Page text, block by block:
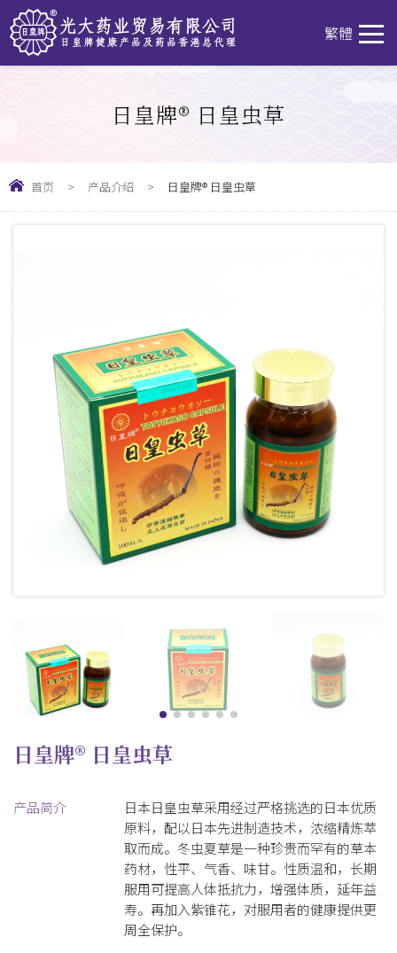
繁體
日皇牌® 日皇虫草
首页 > 产品介绍 > 日皇牌® 日皇虫草
日皇牌® 日皇虫草
产品简介
日本日皇虫草采用经过严格挑选的日本优质
原料，配以日本先进制造技术，浓缩精炼萃
取而成。冬虫夏草是一种珍贵而罕有的草本
药材，性平、气香、味甘。性质温和，长期
服用可提高人体抵抗力，增强体质，延年益
寿。再加入紫锥花，对服用者的健康提供更
周全保护。